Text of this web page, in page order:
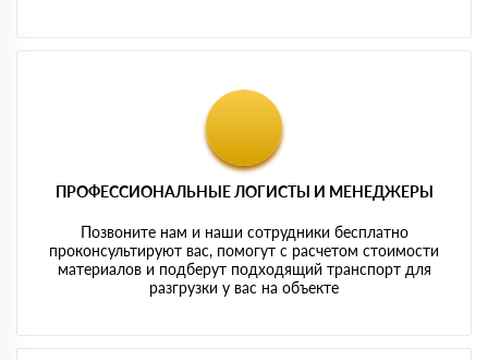
ПРОФЕССИОНАЛЬНЫЕ ЛОГИСТЫ И МЕНЕДЖЕРЫ
Позвоните нам и наши сотрудники бесплатно
проконсультируют вас, помогут с расчетом стоимости
материалов и подберут подходящий транспорт для
разгрузки у вас на объекте